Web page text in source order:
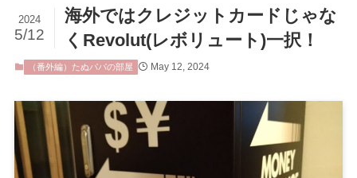
海外ではクレジットカードじゃな
くRevolut(レボリュート)一択！
2024
5/12
（番外編）たぬパパの部屋 May 12, 2024